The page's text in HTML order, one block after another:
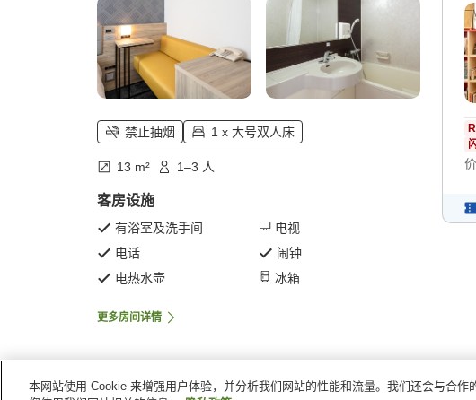
禁止抽烟 1 x 大号双人床
13 m² 1–3 人
客房设施
有浴室及洗手间
电视
电话
闹钟
电热水壶
冰箱
更多房间详情
本网站使用 Cookie 来增强用户体验，并分析我们网站的性能和流量。我们还会与合作